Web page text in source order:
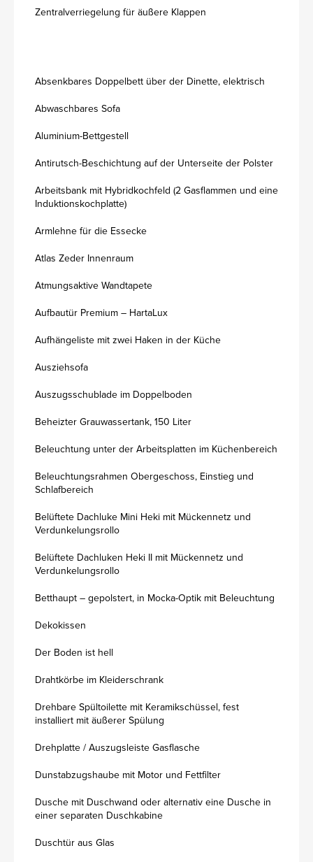
Zentralverriegelung für äußere Klappen
Absenkbares Doppelbett über der Dinette, elektrisch
Abwaschbares Sofa
Aluminium-Bettgestell
Antirutsch-Beschichtung auf der Unterseite der Polster
Arbeitsbank mit Hybridkochfeld (2 Gasflammen und eine
Induktionskochplatte)
Armlehne für die Essecke
Atlas Zeder Innenraum
Atmungsaktive Wandtapete
Aufbautür Premium – HartaLux
Aufhängeliste mit zwei Haken in der Küche
Ausziehsofa
Auszugsschublade im Doppelboden
Beheizter Grauwassertank, 150 Liter
Beleuchtung unter der Arbeitsplatten im Küchenbereich
Beleuchtungsrahmen Obergeschoss, Einstieg und
Schlafbereich
Belüftete Dachluke Mini Heki mit Mückennetz und
Verdunkelungsrollo
Belüftete Dachluken Heki II mit Mückennetz und
Verdunkelungsrollo
Betthaupt – gepolstert, in Mocka-Optik mit Beleuchtung
Dekokissen
Der Boden ist hell
Drahtkörbe im Kleiderschrank
Drehbare Spültoilette mit Keramikschüssel, fest
installiert mit äußerer Spülung
Drehplatte / Auszugsleiste Gasflasche
Dunstabzugshaube mit Motor und Fettfilter
Dusche mit Duschwand oder alternativ eine Dusche in
einer separaten Duschkabine
Duschtür aus Glas